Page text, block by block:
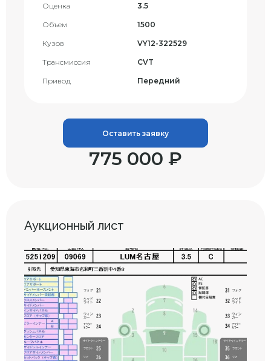
Оценка 3.5
Объем 1500
Кузов VY12-322529
Трансмиссия CVT
Привод Передний
Оставить заявку
775 000 ₽
Аукционный лист